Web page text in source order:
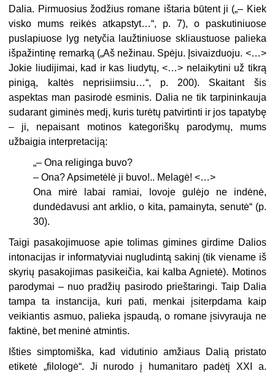
Dalia. Pirmuosius žodžius romane ištaria būtent ji („– Kiek
visko mums reikės atkapstyt…“, p. 7), o paskutiniuose
puslapiuose lyg netyčia laužtiniuose skliaustuose palieka
išpažintinę remarką („Aš nežinau. Spėju. Įsivaizduoju. <…>
Jokie liudijimai, kad ir kas liudytų, <…> nelaikytini už tikrą
pinigą, kaltės neprisiimsiu…“, p. 200). Skaitant šis
aspektas man pasirodė esminis. Dalia ne tik tarpininkauja
sudarant giminės medį, kuris turėtų patvirtinti ir jos tapatybę
– ji, nepaisant motinos kategoriškų parodymų, mums
užbaigia interpretaciją:
„– Ona religinga buvo?
– Ona? Apsimetėlė ji buvo!.. Melagė! <…>
Ona mirė labai ramiai, lovoje gulėjo ne indėnė,
dundėdavusi ant arklio, o kita, pamainyta, senutė“ (p.
30).
Taigi pasakojimuose apie tolimas gimines girdime Dalios
intonacijas ir informatyviai nugludintą sakinį (tik viename iš
skyrių pasakojimas pasikeičia, kai kalba Agnietė). Motinos
parodymai – nuo pradžių pasirodo prieštaringi. Taip Dalia
tampa ta instancija, kuri pati, menkai įsiterpdama kaip
veikiantis asmuo, palieka įspaudą, o romane įsivyrauja ne
faktinė, bet meninė atmintis.
Išties simptomiška, kad vidutinio amžiaus Dalią pristato
etiketė „filologė“. Ji nurodo į humanitaro padėtį XXI a.